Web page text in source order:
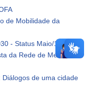
de Mobilidade da
- Status Maio/18
da Rede de Metrô da
de uma cidade